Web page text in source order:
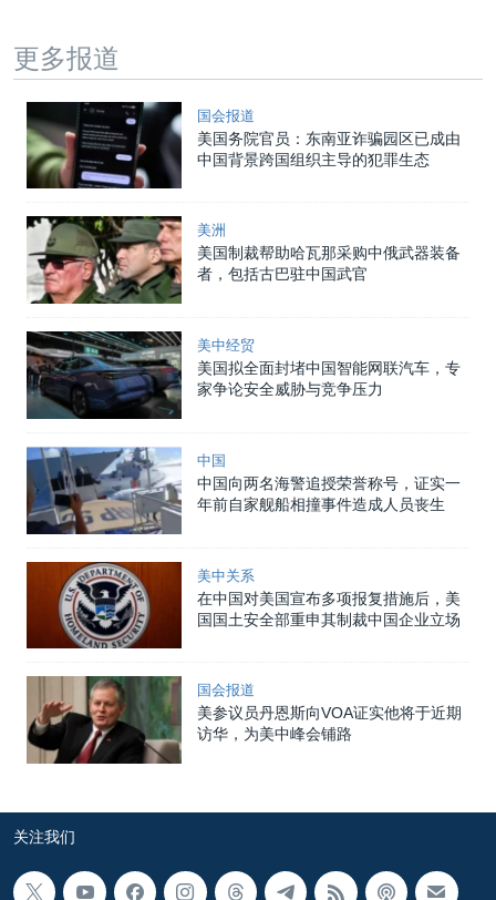
更多报道
国会报道
美国务院官员：东南亚诈骗园区已成由
中国背景跨国组织主导的犯罪生态
美洲
美国制裁帮助哈瓦那采购中俄武器装备
者，包括古巴驻中国武官
美中经贸
美国拟全面封堵中国智能网联汽车，专
家争论安全威胁与竞争压力
中国
中国向两名海警追授荣誉称号，证实一
年前自家舰船相撞事件造成人员丧生
美中关系
在中国对美国宣布多项报复措施后，美
国国土安全部重申其制裁中国企业立场
国会报道
美参议员丹恩斯向VOA证实他将于近期
访华，为美中峰会铺路
关注我们